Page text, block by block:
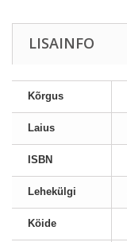
LISAINFO
Kõrgus
Laius
ISBN
Lehekülgi
Köide